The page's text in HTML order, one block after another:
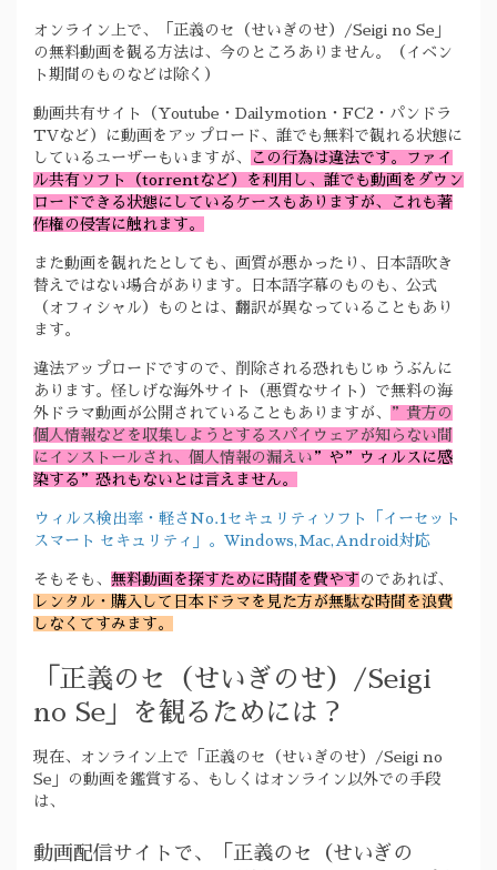
オンライン上で、「正義のセ（せいぎのせ）/Seigi no Se」
の無料動画を観る方法は、今のところありません。（イベン
ト期間のものなどは除く）
動画共有サイト（Youtube・Dailymotion・FC2・パンドラ
TVなど）に動画をアップロード、誰でも無料で観れる状態に
しているユーザーもいますが、
この行為は違法です。ファイ
ル共有ソフト（torrentなど）を利用し、誰でも動画をダウン
ロードできる状態にしているケースもありますが、これも著
作権の侵害に触れます。
また動画を観れたとしても、画質が悪かったり、日本語吹き
替えではない場合があります。日本語字幕のものも、公式
（オフィシャル）ものとは、翻訳が異なっていることもあり
ます。
違法アップロードですので、削除される恐れもじゅうぶんに
あります。怪しげな海外サイト（悪質なサイト）で無料の海
外ドラマ動画が公開されていることもありますが、
”貴方の
個人情報などを収集しようとするスパイウェアが知らない間
にインストールされ、個人情報の漏えい ”や”ウィルスに感
染する”恐れもないとは言えません。
ウィルス検出率・軽さNo.1セキュリティソフト「イーセット
スマート セキュリティ」。Windows,Mac,Android対応
そもそも、 無料動画を探すために時間を費やす のであれば、
レンタル・購入して日本ドラマを見た方が無駄な時間を浪費
しなくてすみます。
「正義のセ（せいぎのせ）/Seigi
no Se」を観るためには？
現在、オンライン上で「正義のセ（せいぎのせ）/Seigi no
Se」の動画を鑑賞する、もしくはオンライン以外での手段
は、
動画配信サイトで、「正義のセ（せいぎの